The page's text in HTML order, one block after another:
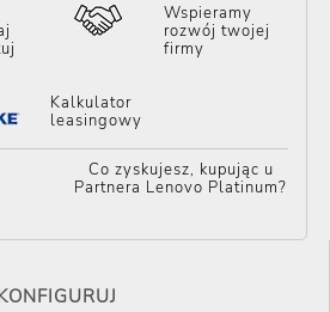
Wspieramy
rozwój twojej
firmy
Kalkulator
leasingowy
Co zyskujesz, kupując u
Partnera Lenovo Platinum?